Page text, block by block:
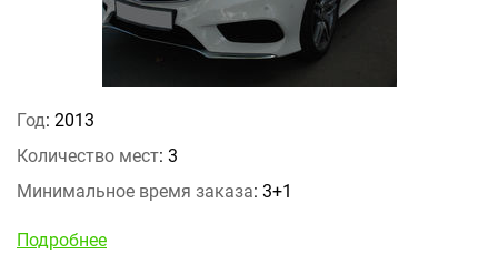
Год: 2013
Количество мест: 3
Минимальное время заказа: 3+1
Подробнее